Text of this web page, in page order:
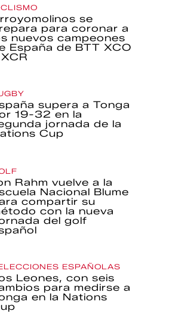
se
para coronar a
nuevos campeones
España de BTT XCO
supera a Tonga
19-32 en la
jornada de la
Cup
Rahm vuelve a la
Nacional Blume
compartir su
con la nueva
del golf
ESPAÑOLAS
Leones, con seis
para medirse a
en la Nations